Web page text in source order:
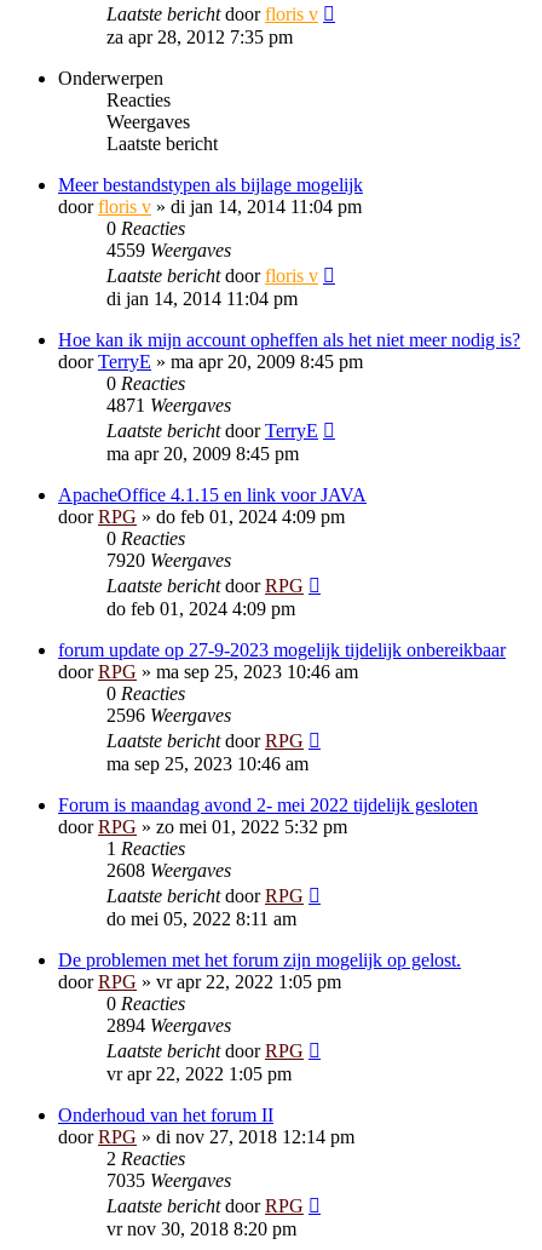
Laatste berichtdoorfloris v
za apr 28, 2012 7:35 pm
Onderwerpen
Reacties
Weergaves
Laatste bericht
Meer bestandstypen als bijlage mogelijk
doorfloris v » di jan 14, 2014 11:04 pm
0 Reacties
4559 Weergaves
Laatste berichtdoorfloris v
di jan 14, 2014 11:04 pm
Hoe kan ik mijn account opheffen als het niet meer nodig is?
doorTerryE » ma apr 20, 2009 8:45 pm
0 Reacties
4871 Weergaves
Laatste berichtdoorTerryE
ma apr 20, 2009 8:45 pm
ApacheOffice 4.1.15 en link voor JAVA
doorRPG » do feb 01, 2024 4:09 pm
0 Reacties
7920 Weergaves
Laatste berichtdoorRPG
do feb 01, 2024 4:09 pm
forum update op 27-9-2023 mogelijk tijdelijk onbereikbaar
doorRPG » ma sep 25, 2023 10:46 am
0 Reacties
2596 Weergaves
Laatste berichtdoorRPG
ma sep 25, 2023 10:46 am
Forum is maandag avond 2- mei 2022 tijdelijk gesloten
doorRPG » zo mei 01, 2022 5:32 pm
1 Reacties
2608 Weergaves
Laatste berichtdoorRPG
do mei 05, 2022 8:11 am
De problemen met het forum zijn mogelijk op gelost.
doorRPG » vr apr 22, 2022 1:05 pm
0 Reacties
2894 Weergaves
Laatste berichtdoorRPG
vr apr 22, 2022 1:05 pm
Onderhoud van het forum II
doorRPG » di nov 27, 2018 12:14 pm
2 Reacties
7035 Weergaves
Laatste berichtdoorRPG
vr nov 30, 2018 8:20 pm